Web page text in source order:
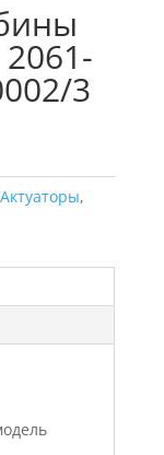
2061-
3
Актуаторы,